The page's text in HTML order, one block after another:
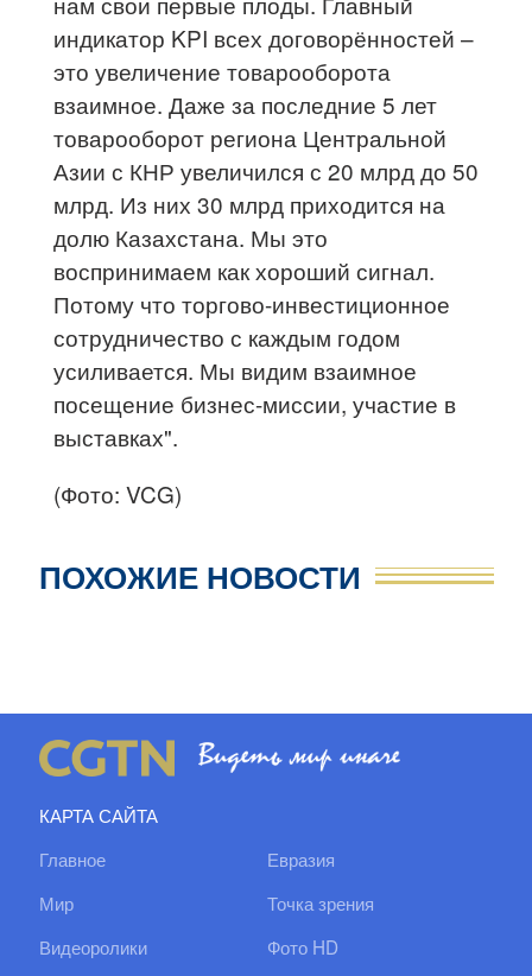
индикатор KPI всех договорённостей –
это увеличение товарооборота
взаимное. Даже за последние 5 лет
товарооборот региона Центральной
Азии с КНР увеличился с 20 млрд до 50
млрд. Из них 30 млрд приходится на
долю Казахстана. Мы это
воспринимаем как хороший сигнал.
Потому что торгово-инвестиционное
сотрудничество с каждым годом
усиливается. Мы видим взаимное
посещение бизнес-миссии, участие в
выставках".
(Фото: VCG)
ПОХОЖИЕ НОВОСТИ
КАРТА САЙТА
Главное
Евразия
Мир
Точка зрения
Видеоролики
Фото HD